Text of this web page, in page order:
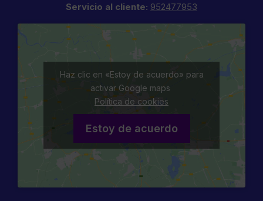
Servicio al cliente: 952477953
Haz clic en «Estoy de acuerdo» para
activar Google maps
Política de cookies
Estoy de acuerdo